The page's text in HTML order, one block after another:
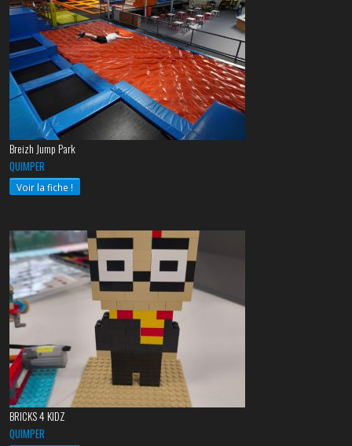
Breizh Jump Park
QUIMPER
Voir la fiche !
BRICKS 4 KIDZ
QUIMPER